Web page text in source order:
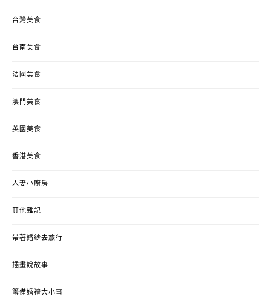
台灣美食
台南美食
法國美食
澳門美食
英國美食
香港美食
人妻小廚房
其他雜記
帶著婚紗去旅行
插畫說故事
籌備婚禮大小事